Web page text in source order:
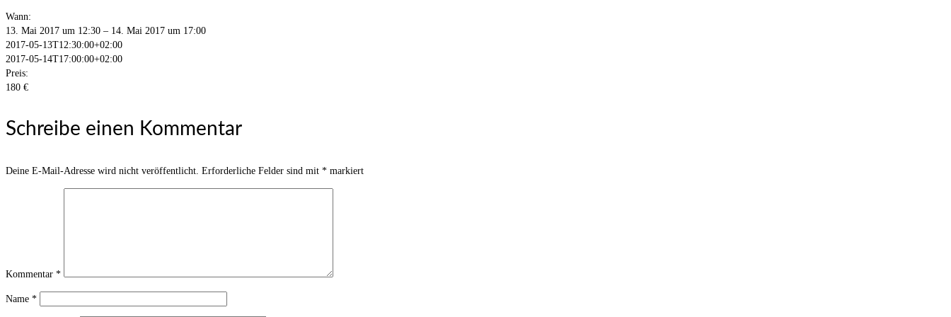
Wann:
13. Mai 2017 um 12:30 – 14. Mai 2017 um 17:00
2017-05-13T12:30:00+02:00
2017-05-14T17:00:00+02:00
Preis:
180 €
Schreibe einen Kommentar
Deine E-Mail-Adresse wird nicht veröffentlicht. Erforderliche Felder sind mit * markiert
Kommentar *
Name *